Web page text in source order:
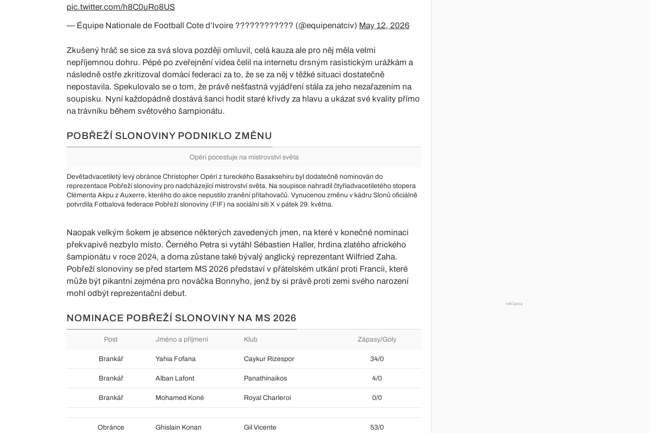
pic.twitter.com/h8C0uRo8US
— Équipe Nationale de Football Cote d’Ivoire ???????????? (@equipenatciv) May 12, 2026
Zkušený hráč se sice za svá slova později omluvil, celá kauza ale pro něj měla velmi
nepříjemnou dohru. Pépé po zveřejnění videa čelil na internetu drsným rasistickým urážkám a
následně ostře zkritizoval domácí federaci za to, že se za něj v těžké situaci dostatečně
nepostavila. Spekulovalo se o tom, že právě nešťastná vyjádření stála za jeho nezařazením na
soupisku. Nyní každopádně dostává šanci hodit staré křivdy za hlavu a ukázat své kvality přímo
na trávníku během světového šampionátu.
POBŘEŽÍ SLONOVINY PODNIKLO ZMĚNU
Opéri pocestuje na mistrovství světa
Devětadvacetiletý levý obránce Christopher Opéri z tureckého Basaksehiru byl dodatečně nominován do
reprezentace Pobřeží slonoviny pro nadcházející mistrovství světa. Na soupisce nahradil čtyřiadvacetiletého stopera
Clémenta Akpu z Auxerre, kterého do akce nepustilo zranění přitahovačů. Vynucenou změnu v kádru Slonů oficiálně
potvrdila Fotbalová federace Pobřeží slonoviny (FIF) na sociální síti X v pátek 29. května.
Naopak velkým šokem je absence některých zavedených jmen, na které v konečné nominaci
překvapivě nezbylo místo. Černého Petra si vytáhl Sébastien Haller, hrdina zlatého afrického
šampionátu v roce 2024, a doma zůstane také bývalý anglický reprezentant Wilfried Zaha.
Pobřeží slonoviny se před startem MS 2026 představí v přátelském utkání proti Francii, které
může být pikantní zejména pro nováčka Bonnyho, jenž by si právě proti zemi svého narození
mohl odbýt reprezentační debut.
NOMINACE POBŘEŽÍ SLONOVINY NA MS 2026
Post Jméno a příjmení Klub Zápasy/Góly
Brankář Yahia Fofana Caykur Rizespor 34/0
Brankář Alban Lafont Panathinaikos 4/0
Brankář Mohamed Koné Royal Charleroi 0/0
Obránce Ghislain Konan Gil Vicente 53/0